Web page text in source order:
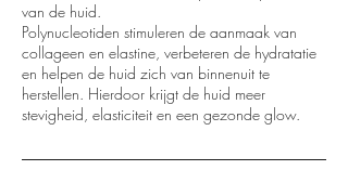
van de huid.
Polynucleotiden stimuleren de aanmaak van
collageen en elastine, verbeteren de hydratatie
en helpen de huid zich van binnenuit te
herstellen. Hierdoor krijgt de huid meer
stevigheid, elasticiteit en een gezonde glow.